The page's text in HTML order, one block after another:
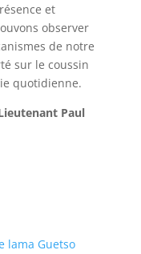
et
observer
de notre
sur le coussin
quotidienne.
Paul
lama Guetso